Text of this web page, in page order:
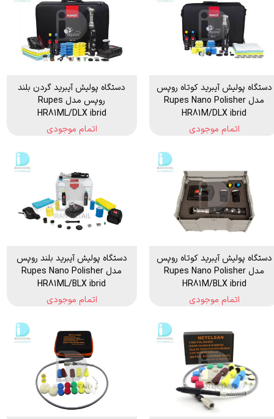
دستگاه پولیش آیبرید کوتاه روپس
مدل Rupes Nano Polisher
HR81M/DLX ibrid
اتمام موجودی
دستگاه پولیش آیبرید گردن بلند
روپس مدل Rupes
HR81ML/DLX ibrid
اتمام موجودی
دستگاه پولیش آیبرید کوتاه روپس
مدل Rupes Nano Polisher
HR81M/BLX ibrid
اتمام موجودی
دستگاه پولیش آیبرید بلند روپس
مدل Rupes Nano Polisher
HR81ML/BLX ibrid
اتمام موجودی